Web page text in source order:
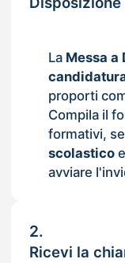
La Messa a
proporti
Compila il
formativi,
scolasticoe
avviare
2.
Ricevi la